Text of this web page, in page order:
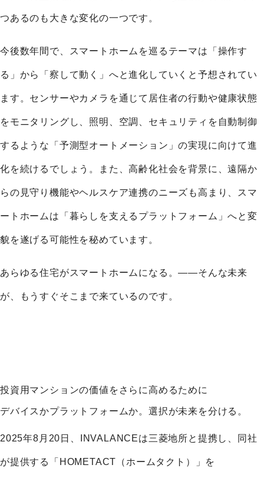
つあるのも大きな変化の一つです。
今後数年間で、スマートホームを巡るテーマは「操作す
る」から「察して動く」へと進化していくと予想されてい
ます。センサーやカメラを通じて居住者の行動や健康状態
をモニタリングし、照明、空調、セキュリティを自動制御
するような「予測型オートメーション」の実現に向けて進
化を続けるでしょう。また、高齢化社会を背景に、遠隔か
らの見守り機能やヘルスケア連携のニーズも高まり、スマ
ートホームは「暮らしを支えるプラットフォーム」へと変
貌を遂げる可能性を秘めています。
あらゆる住宅がスマートホームになる。——そんな未来
が、もうすぐそこまで来ているのです。
投資用マンションの価値をさらに高めるために
デバイスかプラットフォームか。選択が未来を分ける。
2025年8月20日、INVALANCEは三菱地所と提携し、同社
が提供する「HOMETACT（ホームタクト）」を